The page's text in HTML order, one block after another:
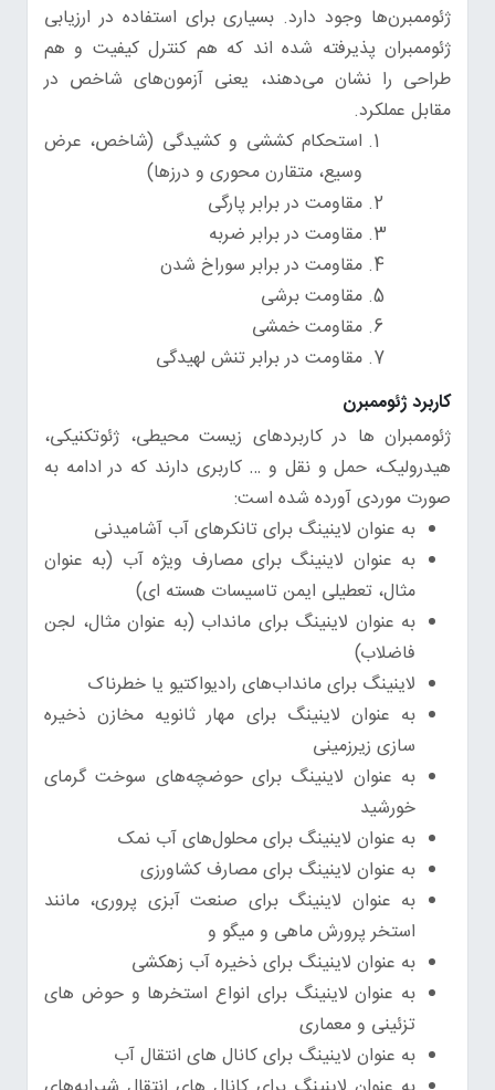
ژئوممبرن‌ها وجود دارد. بسیاری برای استفاده در ارزیابی
ژئوممبران پذیرفته شده اند که هم کنترل کیفیت و هم
طراحی را نشان می‌دهند، یعنی آزمون‌های شاخص در
مقابل عملکرد.
استحکام کششی و کشیدگی (شاخص، عرض
وسیع، متقارن محوری و درزها)
مقاومت در برابر پارگی
مقاومت در برابر ضربه
مقاومت در برابر سوراخ شدن
مقاومت برشی
مقاومت خمشی
مقاومت در برابر تنش لهیدگی
کاربرد ژئوممبرن
ژئوممبران ها در کاربردهای زیست محیطی، ژئوتکنیکی،
هیدرولیک، حمل و نقل و … کاربری دارند که در ادامه به
صورت موردی آورده شده است:
به عنوان لاینینگ برای تانکرهای آب آشامیدنی
به عنوان لاینینگ برای مصارف ویژه آب (به عنوان
مثال، تعطیلی ایمن تاسیسات هسته ای)
به عنوان لاینینگ برای مانداب (به عنوان مثال، لجن
فاضلاب)
لاینینگ برای مانداب‌های رادیواکتیو یا خطرناک
به عنوان لاینینگ برای مهار ثانویه مخازن ذخیره
سازی زیرزمینی
به عنوان لاینینگ برای حوضچه‌های سوخت گرمای
خورشید
به عنوان لاینینگ برای محلول‌های آب نمک
به عنوان لاینینگ برای مصارف کشاورزی
به عنوان لاینینگ برای صنعت آبزی پروری، مانند
استخر پرورش ماهی و میگو و
به عنوان لاینینگ برای ذخیره آب زهکشی
به عنوان لاینینگ برای انواع استخرها و حوض های
تزئینی و معماری
به عنوان لاینینگ برای کانال های انتقال آب